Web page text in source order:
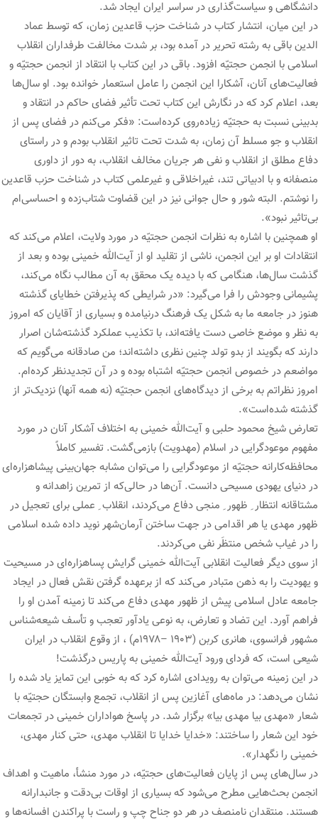
دانشگاهی و سیاست‌گذاری در سراسر ایران ایجاد شد.
در این میان، انتشار کتاب در شناخت حزب قاعدین زمان، که توسط عماد
الدین باقی به رشته تحریر در آمده بود، بر شدت مخالفت طرفداران انقلاب
اسلامی با انجمن حجتیّه افزود. باقی در این کتاب با انتقاد از انجمن حجتیّه و
فعالیت‌های آنان، آشکارا این انجمن را عامل استعمار خوانده بود. او سال‌ها
بعد، اعلام کرد که در نگارش این کتاب تحت تأثیر فضای حاکم در انتقاد و
بدبینی نسبت به حجتیّه زیاده‌روی کرده‌است: «فکر می‌کنم در فضای پس از
انقلاب و جو مسلط آن زمان، به شدت تحت تاثیر انقلاب بودم و در راستای
دفاع مطلق از انقلاب و نفی هر جریان مخالف انقلاب، به دور از داوری
منصفانه و با ادبیاتی تند، غیراخلاقی و غیرعلمی کتاب در شناخت حزب قاعدین
را نوشتم. البته شور و حال جوانی نیز در این قضاوت شتاب‌زده و احساسی‌ام
بی‌تاثیر نبود».
او همچنین با اشاره به نظرات انجمن حجتیّه در مورد ولایت، اعلام می‌کند که
انتقادات او بر این انجمن، ناشی از تقلید او از آیت‌الله خمینی بوده و بعد از
گذشت سال‌ها، هنگامی که با دیده یک محقق به آن مطالب نگاه می‌کند،
پشیمانی وجودش را فرا می‌گیرد: «در شرایطی که پذیرفتن خطایای گذشته
هنوز در جامعه ما به شکل یک فرهنگ درنیامده و بسیاری از آقایان که امروز
به نظر و موضع خاصی دست یافته‌اند، با تکذیب عملکرد گذشته‌شان اصرار
دارند که بگویند از بدو تولد چنین نظری داشته‌اند؛ من صادقانه می‌گویم که
مواضعم در خصوص انجمن حجتیّه اشتباه بوده و در آن تجدیدنظر کرده‌ام.
امروز نظراتم به برخی از دیدگاه‌های انجمن حجتیّه (نه همه آنها) نزدیک‌تر از
گذشته شده‌است».
تعارض شیخ محمود حلبی و آیت‌الله خمینی به اختلاف آشکار آنان در مورد
مفهوم موعودگرایی در اسلام (مهدویت) بازمی‌گشت. تفسیر کاملاً
محافظه‌کارانه حجتیّه از موعودگرایی را می‌توان مشابه جهان‌بینی پیشاهزاره‌ای
در دنیای یهودی مسیحی دانست. آن‌ها در حالی‌که از تمرین زاهدانه و
مشتاقانه انتظار ِ ظهور ِ منجی دفاع می‌کردند، انقلاب ِ عملی برای تعجیل در
ظهور مهدی یا هر اقدامی در جهت ساختن آرمان‌شهر نوید داده شده اسلامی
را در غیاب شخص منتظَر نفی می‌کردند.
از سوی دیگر فعالیت انقلابی آیت‌الله خمینی گرایش پساهزاره‌ای در مسیحیت
و یهودیت را به ذهن متبادر می‌کند که از برعهده گرفتن نقش فعال در ایجاد
جامعه عادل اسلامی پیش از ظهور مهدی دفاع می‌کند تا زمینه آمدن او را
فراهم آورد. این تضاد و تعارض، به نوعی یادآور تعجب و تأسف شیعه‌شناس
مشهور فرانسوی، هانری کربن (۱۹۰۳ –۱۹۷۸م) ، از وقوع انقلاب در ایران
شیعی است، که فردای ورود آیت‌الله خمینی به پاریس درگذشت!
در این زمینه می‌توان به رویدادی اشاره کرد که به خوبی این تمایز یاد شده را
نشان می‌دهد: در ماه‌های آغازین پس از انقلاب، تجمع وابستگان حجتیّه با
شعار «مهدی بیا مهدی بیا» برگزار شد. در پاسخ هواداران خمینی در تجمعات
خود این شعار را ساختند: «خدایا خدایا تا انقلاب مهدی، حتی کنار مهدی،
خمینی را نگهدار».
در سال‌های پس از پایان فعالیت‌های حجتیّه، در مورد منشأ، ماهیت و اهداف
انجمن بحث‌هایی مطرح می‌شود که بسیاری از اوقات بی‌دقت و جانبدارانه
هستند. منتقدان نامنصف در هر دو جناح چپ و راست با پراکندن افسانه‌ها و